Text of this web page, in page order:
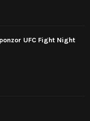
UFC Fight Night